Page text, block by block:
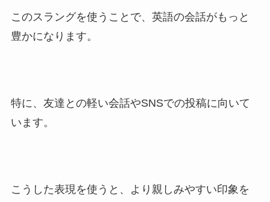
このスラングを使うことで、英語の会話がもっと
豊かになります。
特に、友達との軽い会話やSNSでの投稿に向いて
います。
こうした表現を使うと、より親しみやすい印象を